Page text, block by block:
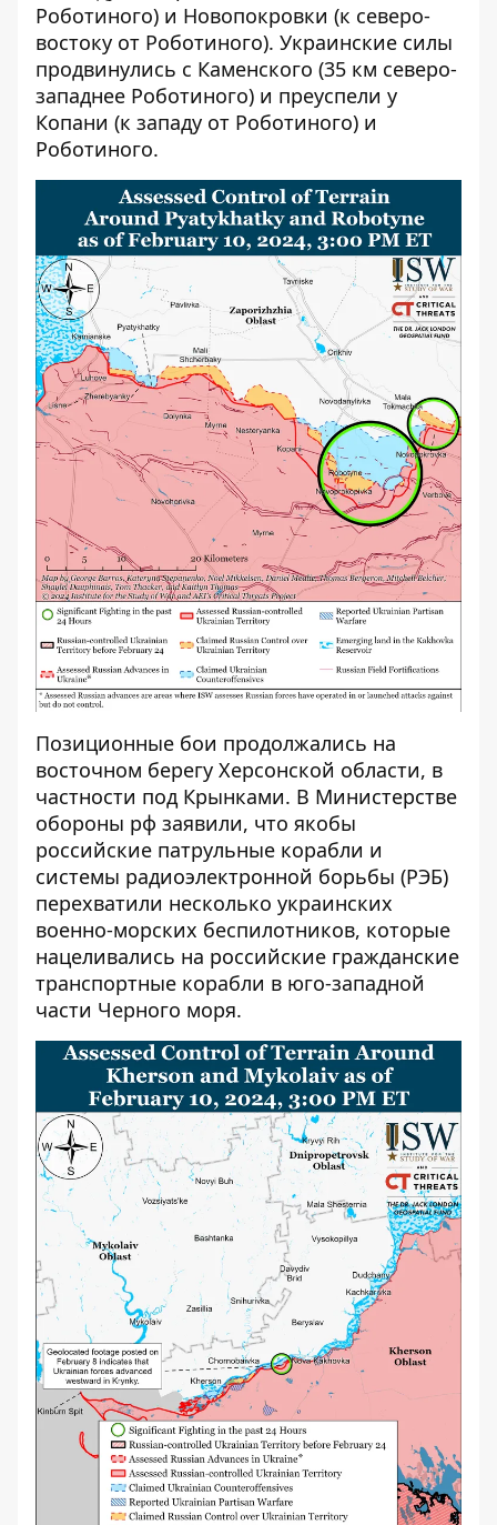
Роботиного) и Новопокровки (к северо-
востоку от Роботиного). Украинские силы
продвинулись с Каменского (35 км северо-
западнее Роботиного) и преуспели у
Копани (к западу от Роботиного) и
Роботиного.
Позиционные бои продолжались на
восточном берегу Херсонской области, в
частности под Крынками. В Министерстве
обороны рф заявили, что якобы
российские патрульные корабли и
системы радиоэлектронной борьбы (РЭБ)
перехватили несколько украинских
военно-морских беспилотников, которые
нацеливались на российские гражданские
транспортные корабли в юго-западной
части Черного моря.